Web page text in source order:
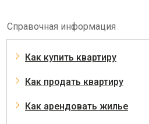
Справочная информация
Как купить квартиру
Как продать квартиру
Как арендовать жилье